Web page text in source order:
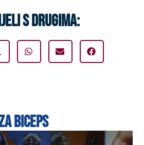
S DRUGIMA:
biceps